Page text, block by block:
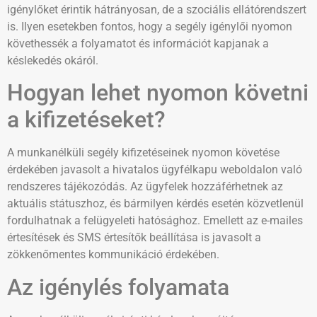
igénylőket érintik hátrányosan, de a szociális ellátórendszert
is. Ilyen esetekben fontos, hogy a segély igénylői nyomon
követhessék a folyamatot és információt kapjanak a
késlekedés okáról.
Hogyan lehet nyomon követni
a kifizetéseket?
A munkanélküli segély kifizetéseinek nyomon követése
érdekében javasolt a hivatalos ügyfélkapu weboldalon való
rendszeres tájékozódás. Az ügyfelek hozzáférhetnek az
aktuális státuszhoz, és bármilyen kérdés esetén közvetlenül
fordulhatnak a felügyeleti hatósághoz. Emellett az e-mailes
értesítések és SMS értesítők beállítása is javasolt a
zökkenőmentes kommunikáció érdekében.
Az igénylés folyamata